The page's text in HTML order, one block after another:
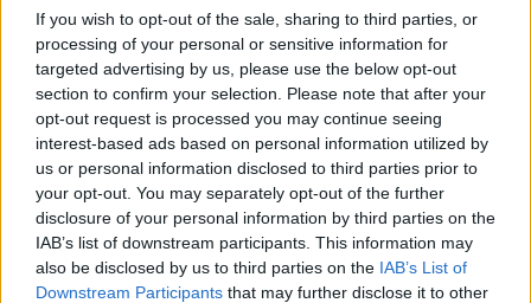
If you wish to opt-out of the sale, sharing to third parties, or
processing of your personal or sensitive information for
targeted advertising by us, please use the below opt-out
section to confirm your selection. Please note that after your
opt-out request is processed you may continue seeing
interest-based ads based on personal information utilized by
us or personal information disclosed to third parties prior to
your opt-out. You may separately opt-out of the further
disclosure of your personal information by third parties on the
IAB’s list of downstream participants. This information may
also be disclosed by us to third parties on the IAB’s List of
Downstream Participants that may further disclose it to other
ΠΟΛΙΤΙΚΉ ΥΓΕΊΑΣ
Ά. Γεωργιάδης: Αλλαγές στα βιο-
ομοειδή – Η ανακοίνωση Θ.
Τρύφων για την Ακαδημία
Παρασκευαστών Φαρμάκου
20 Ιανουαρίου 2026
Φαρμακευτικές – clawback: Η
υπόσχεση της Κ. Γκίλφοϊλ για το
ραντεβού με τον Κ. Πιερρακάκη
19 Ιανουαρίου 2026